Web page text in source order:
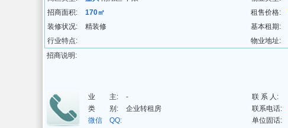
招商面积:
170㎡ 租售价格:
装修状况:
精装修 基本租期:
行业特点:
物业地址:
招商说明:
业 主: - 联 系 人:
类 别:
企业转租房 联系电话:
微信 QQ:
单位固话: